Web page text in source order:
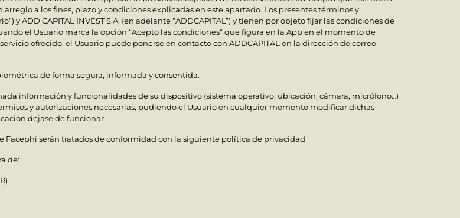
arreglo a los fines, plazo y condiciones explicadas en este apartado. Los presentes términos y
y ADD CAPITAL INVEST S.A. (en adelante “ADDCAPITAL”) y tienen por objeto fijar las condiciones de
el Usuario marca la opción “Acepto las condiciones” que figura en la App en el momento de
ofrecido, el Usuario puede ponerse en contacto con ADDCAPITAL en la dirección de correo
de forma segura, informada y consentida.
información y funcionalidades de su dispositivo (sistema operativo, ubicación, cámara, micrófono…)
y autorizaciones necesarias, pudiendo el Usuario en cualquier momento modificar dichas
dejase de funcionar.
Facephi serán tratados de conformidad con la siguiente política de privacidad:
de: